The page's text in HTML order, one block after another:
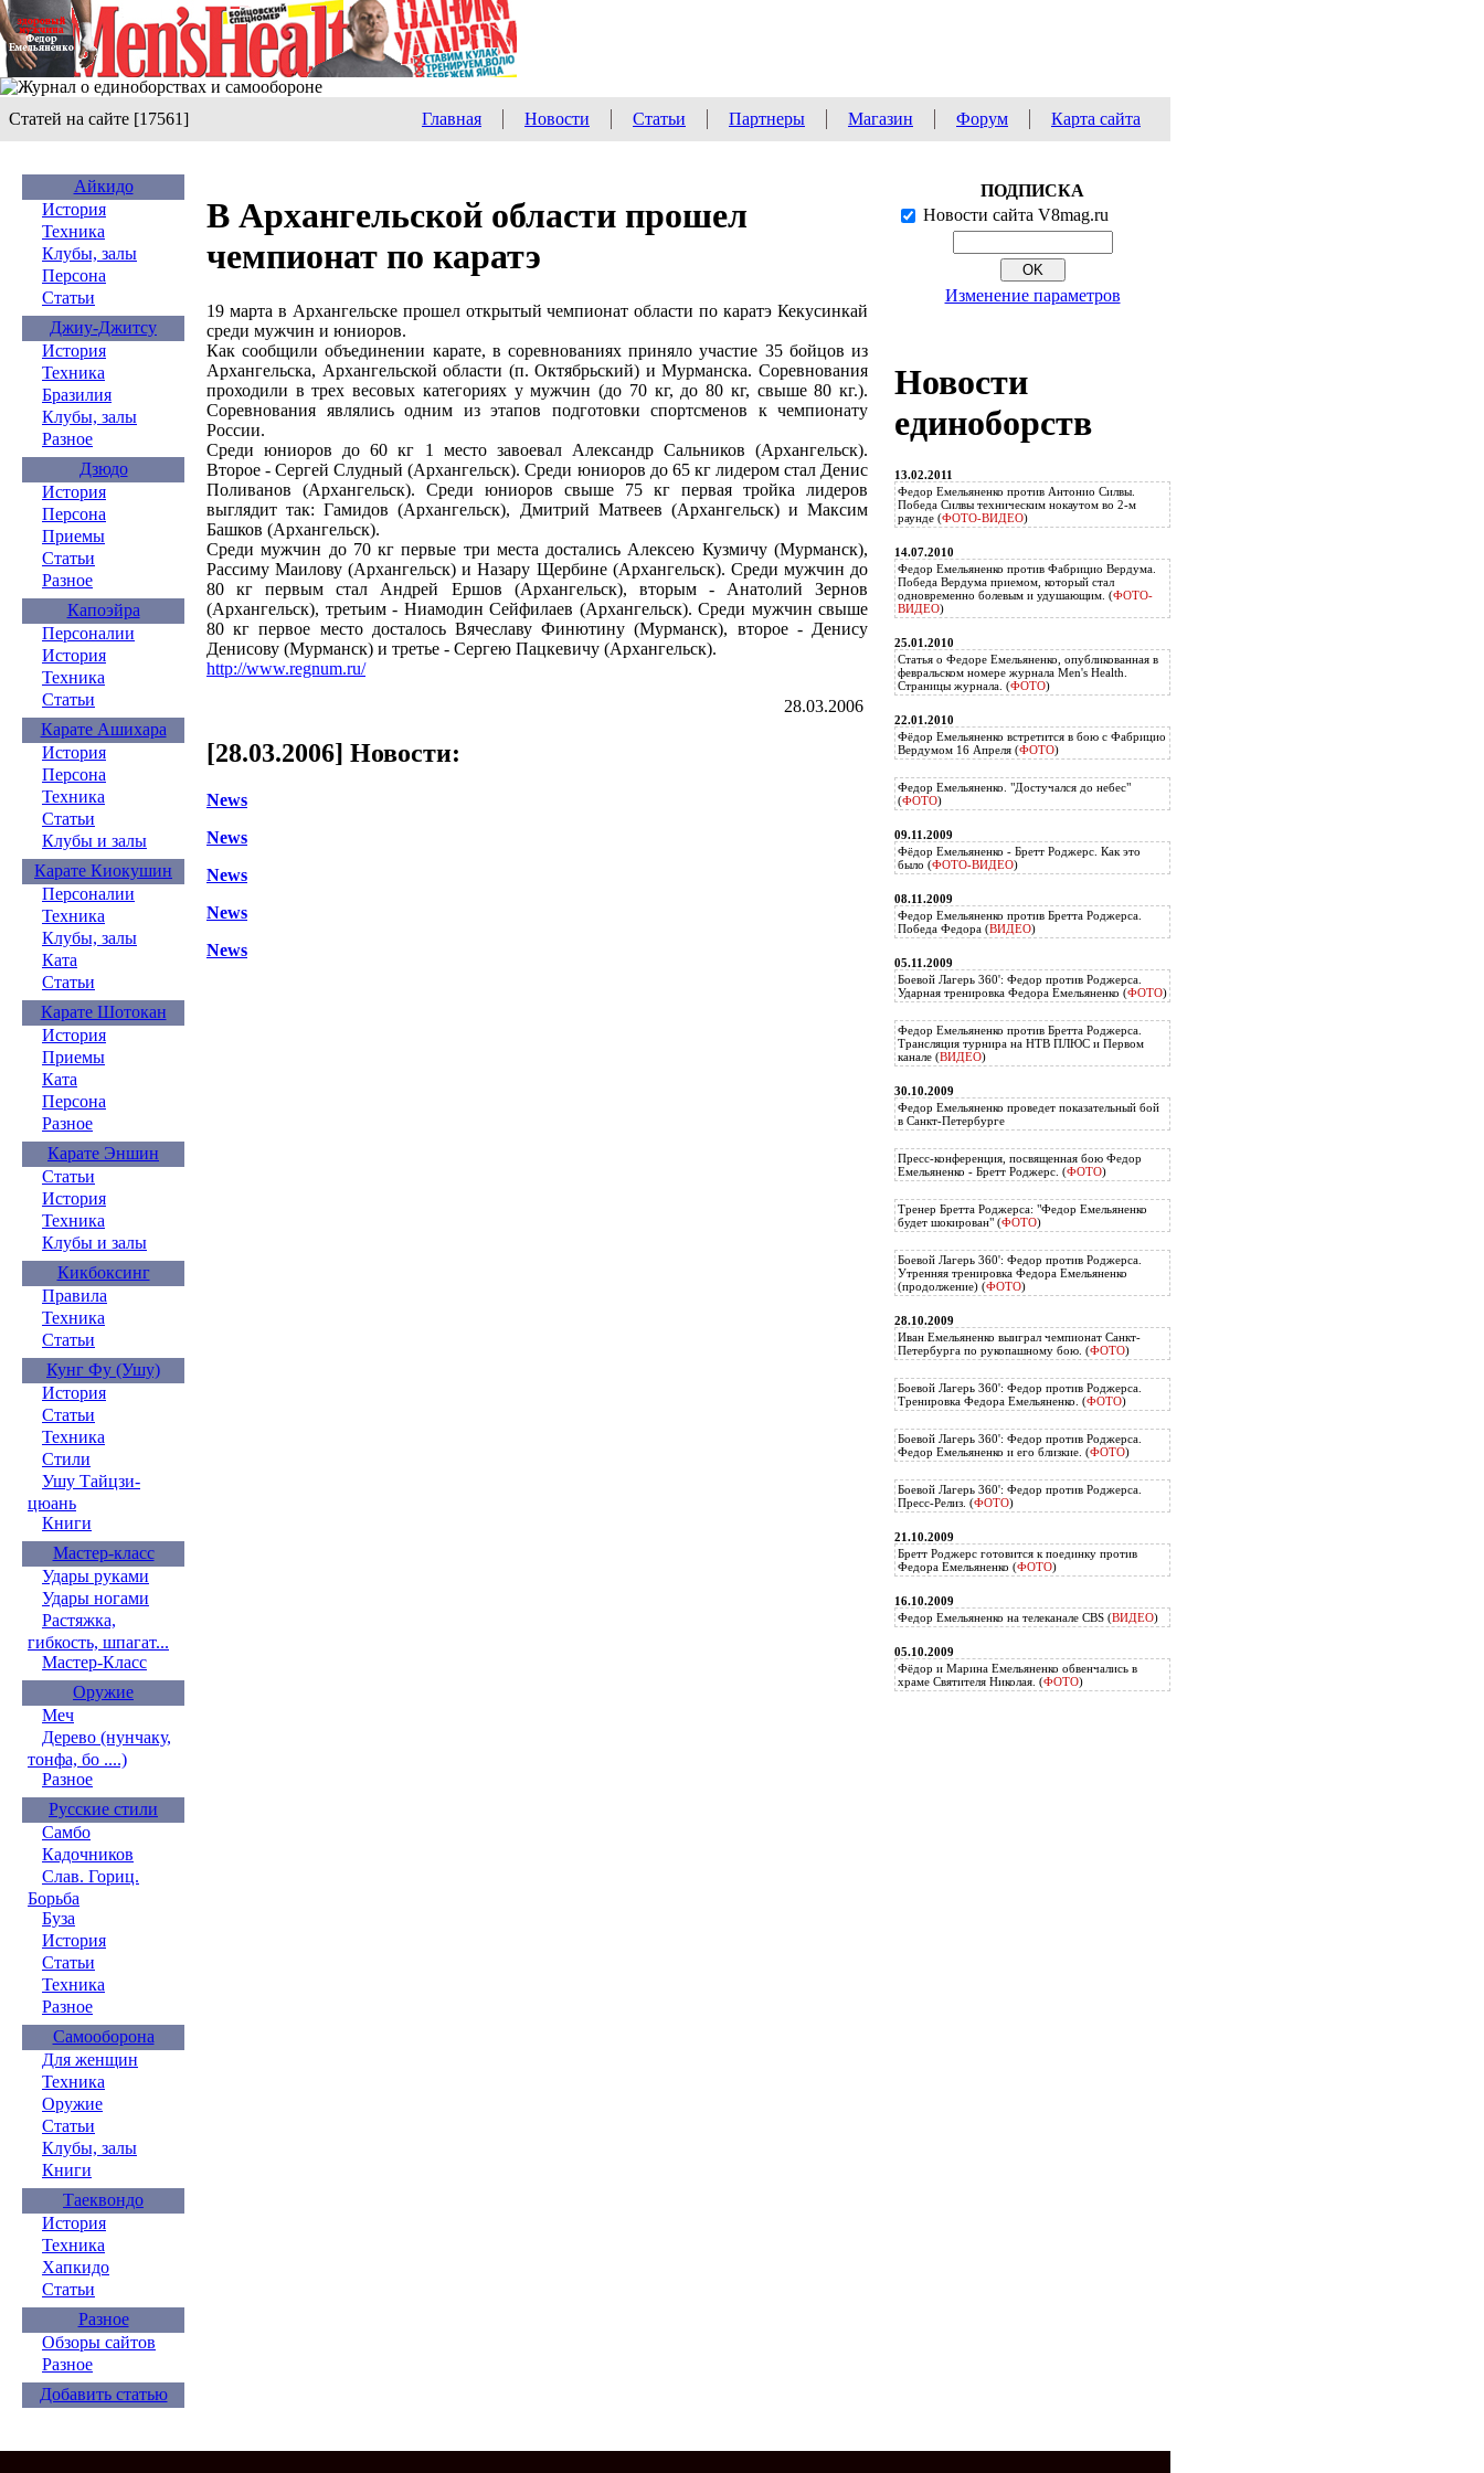
Статей на сайте [17561] Главная Новости Статьи Партнеры Магазин Форум Карта сайта
Айкидо
История
Техника
Клубы, залы
Персона
Статьи
Джиу-Джитсу
История
Техника
Бразилия
Клубы, залы
Разное
Дзюдо
История
Персона
Приемы
Статьи
Разное
Капоэйра
Персоналии
История
Техника
Статьи
Карате Ашихара
История
Персона
Техника
Статьи
Клубы и залы
Карате Киокушин
Персоналии
Техника
Клубы, залы
Ката
Статьи
Карате Шотокан
История
Приемы
Ката
Персона
Разное
Карате Эншин
Статьи
История
Техника
Клубы и залы
Кикбоксинг
Правила
Техника
Статьи
Кунг Фу (Ушу)
История
Статьи
Техника
Стили
Ушу Тайцзи-
цюань
Книги
Мастер-класс
Удары руками
Удары ногами
Растяжка,
гибкость, шпагат...
Мастер-Класс
Оружие
Меч
Дерево (нунчаку,
тонфа, бо ....)
Разное
Русские стили
Самбо
Кадочников
Слав. Гориц.
Борьба
Буза
История
Статьи
Техника
Разное
Самооборона
Для женщин
Техника
Оружие
Статьи
Клубы, залы
Книги
Таеквондо
История
Техника
Хапкидо
Статьи
Разное
Обзоры сайтов
Разное
Добавить статью
В Архангельской области прошел
чемпионат по каратэ
19 марта в Архангельске прошел открытый чемпионат области по каратэ Кекусинкай
среди мужчин и юниоров.
Как сообщили объединении карате, в соревнованиях приняло участие 35 бойцов из
Архангельска, Архангельской области (п. Октябрьский) и Мурманска. Соревнования
проходили в трех весовых категориях у мужчин (до 70 кг, до 80 кг, свыше 80 кг.).
Соревнования являлись одним из этапов подготовки спортсменов к чемпионату
России.
Среди юниоров до 60 кг 1 место завоевал Александр Сальников (Архангельск).
Второе - Сергей Слудный (Архангельск). Среди юниоров до 65 кг лидером стал Денис
Поливанов (Архангельск). Среди юниоров свыше 75 кг первая тройка лидеров
выглядит так: Гамидов (Архангельск), Дмитрий Матвеев (Архангельск) и Максим
Башков (Архангельск).
Среди мужчин до 70 кг первые три места достались Алексею Кузмичу (Мурманск),
Рассиму Маилову (Архангельск) и Назару Щербине (Архангельск). Среди мужчин до
80 кг первым стал Андрей Ершов (Архангельск), вторым - Анатолий Зернов
(Архангельск), третьим - Ниамодин Сейфилаев (Архангельск). Среди мужчин свыше
80 кг первое место досталось Вячеславу Финютину (Мурманск), второе - Денису
Денисову (Мурманск) и третье - Сергею Пацкевичу (Архангельск).
http://www.regnum.ru/
28.03.2006
[28.03.2006] Новости:
News
News
News
News
News
ПОДПИСКА
Новости сайта V8mag.ru
Изменение параметров
Новости
единоборств
13.02.2011
Федор Емельяненко против Антонио Силвы.
Победа Силвы техническим нокаутом во 2-м
раунде (ФОТО-ВИДЕО)
14.07.2010
Федор Емельяненко против Фабрицио Вердума.
Победа Вердума приемом, который стал
одновременно болевым и удушающим. (ФОТО-
ВИДЕО)
25.01.2010
Статья о Федоре Емельяненко, опубликованная в
февральском номере журнала Men's Health.
Страницы журнала. (ФОТО)
22.01.2010
Фёдор Емельяненко встретится в бою с Фабрицио
Вердумом 16 Апреля (ФОТО)
Федор Емельяненко. "Достучался до небес"
(ФОТО)
09.11.2009
Фёдор Емельяненко - Бретт Роджерс. Как это
было (ФОТО-ВИДЕО)
08.11.2009
Федор Емельяненко против Бретта Роджерса.
Победа Федора (ВИДЕО)
05.11.2009
Боевой Лагерь 360': Федор против Роджерса.
Ударная тренировка Федора Емельяненко (ФОТО)
Федор Емельяненко против Бретта Роджерса.
Трансляция турнира на НТВ ПЛЮС и Первом
канале (ВИДЕО)
30.10.2009
Федор Емельяненко проведет показательный бой
в Санкт-Петербурге
Пресс-конференция, посвященная бою Федор
Емельяненко - Бретт Роджерс. (ФОТО)
Тренер Бретта Роджерса: "Федор Емельяненко
будет шокирован" (ФОТО)
Боевой Лагерь 360': Федор против Роджерса.
Утренняя тренировка Федора Емельяненко
(продолжение) (ФОТО)
28.10.2009
Иван Емельяненко выиграл чемпионат Санкт-
Петербурга по рукопашному бою. (ФОТО)
Боевой Лагерь 360': Федор против Роджерса.
Тренировка Федора Емельяненко. (ФОТО)
Боевой Лагерь 360': Федор против Роджерса.
Федор Емельяненко и его близкие. (ФОТО)
Боевой Лагерь 360': Федор против Роджерса.
Пресс-Релиз. (ФОТО)
21.10.2009
Бретт Роджерс готовится к поединку против
Федора Емельяненко (ФОТО)
16.10.2009
Федор Емельяненко на телеканале CBS (ВИДЕО)
05.10.2009
Фёдор и Марина Емельяненко обвенчались в
храме Святителя Николая. (ФОТО)